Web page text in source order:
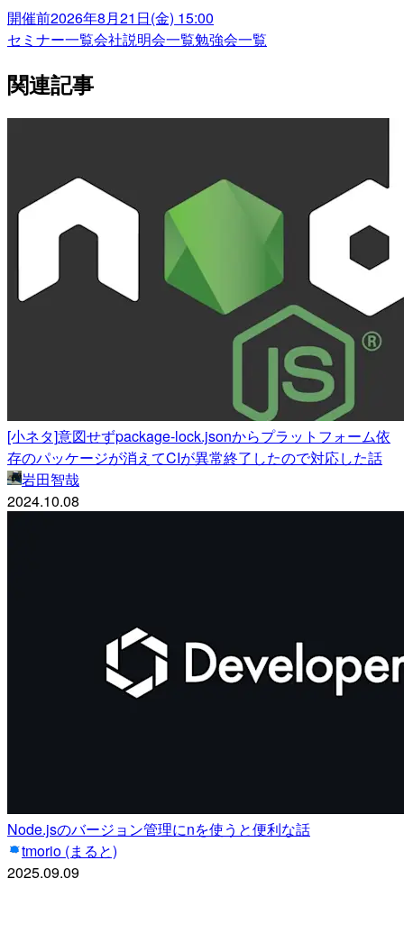
開催前2026年8月21日(金) 15:00
セミナー一覧会社説明会一覧勉強会一覧
関連記事
[小ネタ]意図せずpackage-lock.jsonからプラットフォーム依
存のパッケージが消えてCIが異常終了したので対応した話
岩田智哉
2024.10.08
Node.jsのバージョン管理にnを使うと便利な話
tmorio (まると)
2025.09.09